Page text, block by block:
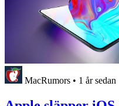
MacRumors • 1 år sedan